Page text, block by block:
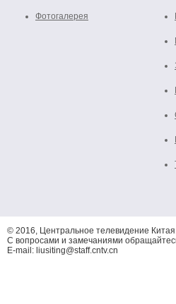
Фотогалерея
© 2016, Центральное телевидение
С вопросами и замечаниями
E-mail: liusiting@staff.cntv.cn